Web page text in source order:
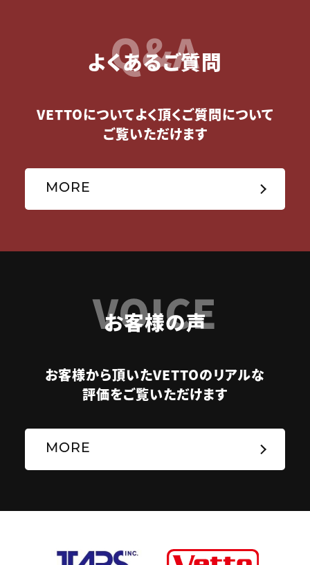
Q&A
よくあるご質問
VETTOについてよく頂くご質問について
ご覧いただけます
MORE
VOICE
お客様の声
お客様から頂いたVETTOのリアルな
評価をご覧いただけます
MORE